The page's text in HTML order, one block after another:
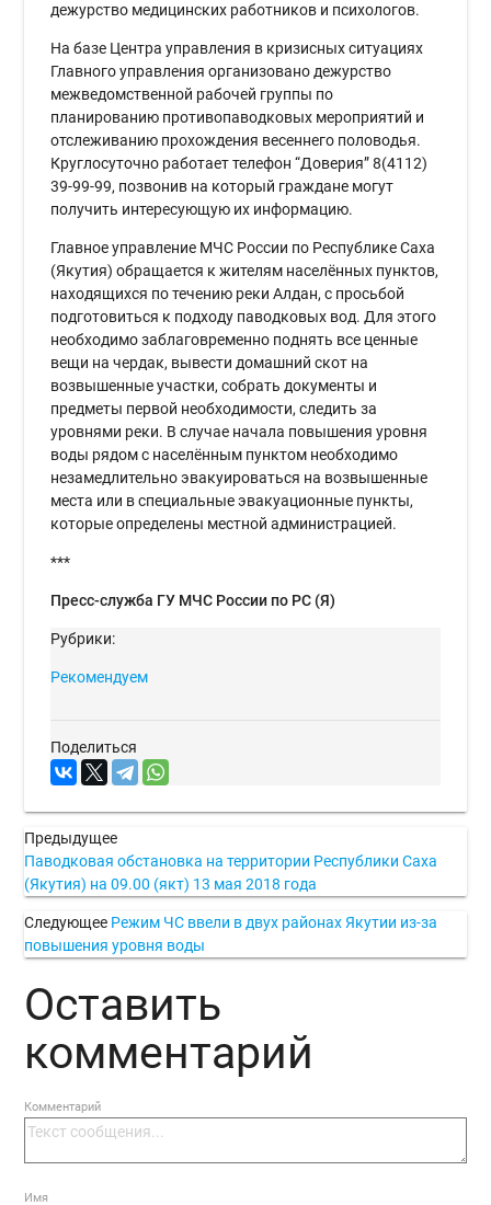
дежурство медицинских работников и психологов.
На базе Центра управления в кризисных ситуациях
Главного управления организовано дежурство
межведомственной рабочей группы по
планированию противопаводковых мероприятий и
отслеживанию прохождения весеннего половодья.
Круглосуточно работает телефон “Доверия” 8(4112)
39-99-99, позвонив на который граждане могут
получить интересующую их информацию.
Главное управление МЧС России по Республике Саха
(Якутия) обращается к жителям населённых пунктов,
находящихся по течению реки Алдан, с просьбой
подготовиться к подходу паводковых вод. Для этого
необходимо заблаговременно поднять все ценные
вещи на чердак, вывести домашний скот на
возвышенные участки, собрать документы и
предметы первой необходимости, следить за
уровнями реки. В случае начала повышения уровня
воды рядом с населённым пунктом необходимо
незамедлительно эвакуироваться на возвышенные
места или в специальные эвакуационные пункты,
которые определены местной администрацией.
***
Пресс-служба ГУ МЧС России по РС (Я)
Рубрики:
Рекомендуем
Поделиться
Предыдущее
Паводковая обстановка на территории Республики Саха
(Якутия) на 09.00 (якт) 13 мая 2018 года
Следующее Режим ЧС ввели в двух районах Якутии из-за
повышения уровня воды
Оставить
комментарий
Комментарий
Имя